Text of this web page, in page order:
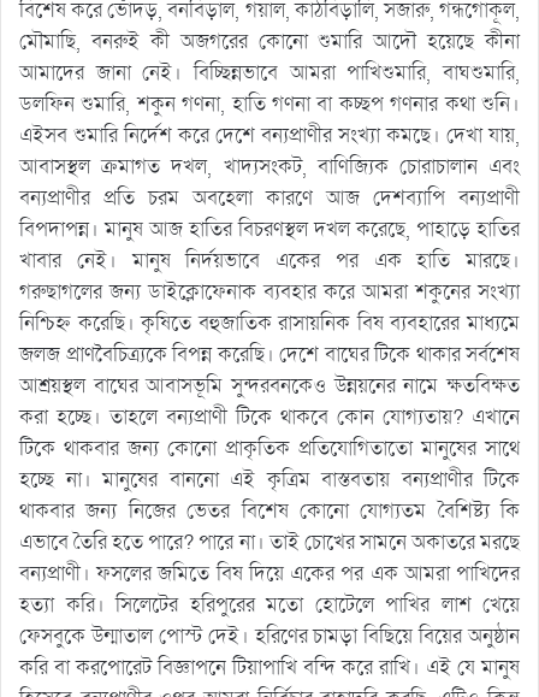
বিশেষ করে ভোঁদড়, বনবিড়াল, গয়াল, কাঠবিড়ালি, সজারু, গন্ধগোকূল,
মৌমাছি, বনরুই কী অজগরের কোনো শুমারি আদৌ হয়েছে কীনা
আমাদের জানা নেই। বিচ্ছিন্নভাবে আমরা পাখিশুমারি, বাঘশুমারি,
ডলফিন শুমারি, শকুন গণনা, হাতি গণনা বা কচ্ছপ গণনার কথা শুনি।
এইসব শুমারি নির্দেশ করে দেশে বন্যপ্রাণীর সংখ্যা কমছে। দেখা যায়,
আবাসস্থল ক্রমাগত দখল, খাদ্যসংকট, বাণিজ্যিক চোরাচালান এবং
বন্যপ্রাণীর প্রতি চরম অবহেলা কারণে আজ দেশব্যাপি বন্যপ্রাণী
বিপদাপন্ন। মানুষ আজ হাতির বিচরণস্থল দখল করেছে, পাহাড়ে হাতির
খাবার নেই। মানুষ নির্দয়ভাবে একের পর এক হাতি মারছে।
গরুছাগলের জন্য ডাইক্লোফেনাক ব্যবহার করে আমরা শকুনের সংখ্যা
নিশ্চিহ্ন করেছি। কৃষিতে বহুজাতিক রাসায়নিক বিষ ব্যবহারের মাধ্যমে
জলজ প্রাণবৈচিত্র্যকে বিপন্ন করেছি। দেশে বাঘের টিকে থাকার সর্বশেষ
আশ্রয়স্থল বাঘের আবাসভূমি সুন্দরবনকেও উন্নয়নের নামে ক্ষতবিক্ষত
করা হচ্ছে। তাহলে বন্যপ্রাণী টিকে থাকবে কোন যোগ্যতায়? এখানে
টিকে থাকবার জন্য কোনো প্রাকৃতিক প্রতিযোগিতাতো মানুষের সাথে
হচ্ছে না। মানুষের বাননো এই কৃত্রিম বাস্তবতায় বন্যপ্রাণীর টিকে
থাকবার জন্য নিজের ভেতর বিশেষ কোনো যোগ্যতম বৈশিষ্ট্য কি
এভাবে তৈরি হতে পারে? পারে না। তাই চোখের সামনে অকাতরে মরছে
বন্যপ্রাণী। ফসলের জমিতে বিষ দিয়ে একের পর এক আমরা পাখিদের
হত্যা করি। সিলেটের হরিপুরের মতো হোটেলে পাখির লাশ খেয়ে
ফেসবুকে উন্মাতাল পোস্ট দেই। হরিণের চামড়া বিছিয়ে বিয়ের অনুষ্ঠান
করি বা করপোরেট বিজ্ঞাপনে টিয়াপাখি বন্দি করে রাখি। এই যে মানুষ